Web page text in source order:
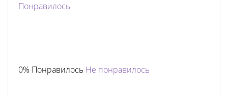
Понравилось
0% Понравилось Не понравилось